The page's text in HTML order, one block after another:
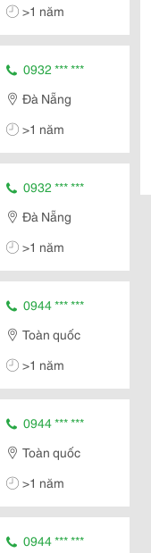
>1 năm
0932 *** ***
Đà Nẵng
>1 năm
0932 *** ***
Đà Nẵng
>1 năm
0944 *** ***
Toàn quốc
>1 năm
0944 *** ***
Toàn quốc
>1 năm
0944 *** ***